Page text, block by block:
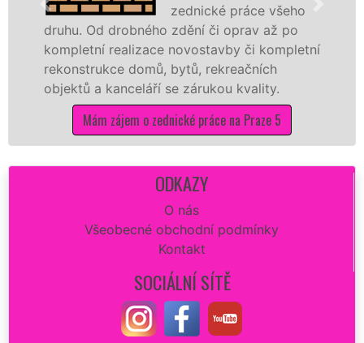
zednické práce všeho
Od drobného zdění či oprav až po
realizace novostavby či kompletní
domů, bytů, rekreačních
a kanceláří se zárukou kvality.
Mám zájem o zednické práce na Praze 5
ODKAZY
O nás
Všeobecné obchodní podmínky
Kontakt
SOCIÁLNÍ SÍTĚ